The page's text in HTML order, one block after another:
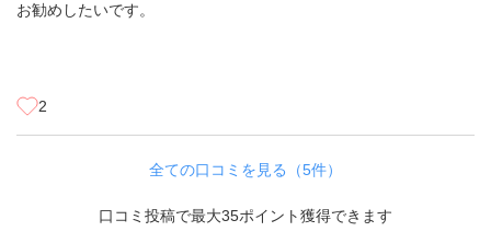
お勧めしたいです。
2
全ての口コミを見る（5件）
口コミ投稿で最大35ポイント獲得できます